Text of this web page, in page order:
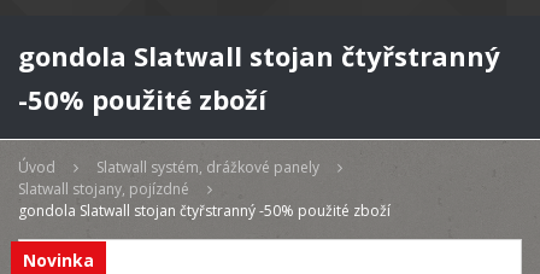
gondola Slatwall stojan čtyřstranný
-50% použité zboží
Úvod
Slatwall systém, drážkové panely
Slatwall stojany, pojízdné
gondola Slatwall stojan čtyřstranný -50% použité zboží
Novinka